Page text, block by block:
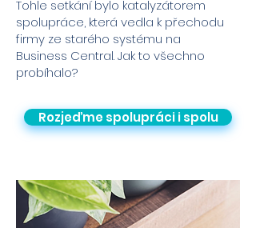
Tohle setkání bylo katalyzátorem
spolupráce, která vedla k přechodu
firmy ze starého systému na
Business Central. Jak to všechno
probíhalo?
Rozjeďme spolupráci i spolu